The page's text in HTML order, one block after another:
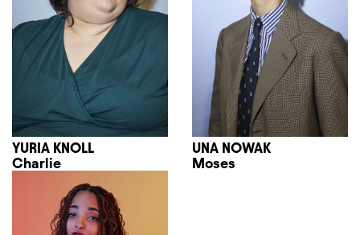
YURIA KNOLL
Charlie
UNA NOWAK
Moses